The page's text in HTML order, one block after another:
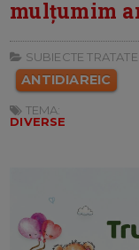
mulțumim
SUBIECTE TRATATE:
ANTIDIAREIC
TEMA:
DIVERSE